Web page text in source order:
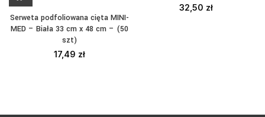
Serweta podfoliowana cięta MINI-
MED – Biała 33 cm x 48 cm – (50
szt)
17,49 zł
32,50 zł